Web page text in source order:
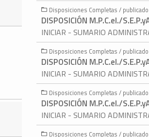
Disposiciones Completas /
DISPOSICIÓN M.P.C.eI./
INICIAR - SUMARIO
Disposiciones Completas /
DISPOSICIÓN M.P.C.eI./
INICIAR - SUMARIO
Disposiciones Completas /
DISPOSICIÓN M.P.C.eI./
INICIAR - SUMARIO
Disposiciones Completas /